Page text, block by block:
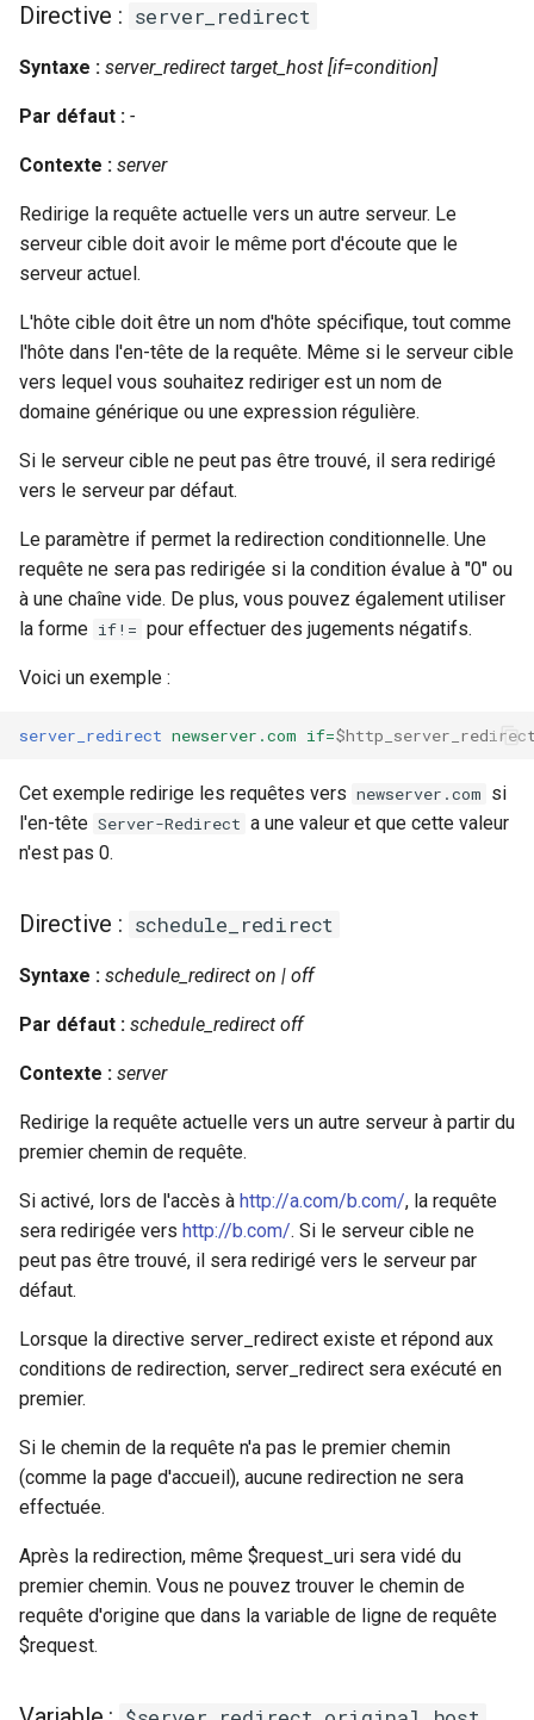
rabbitmqstomp
rack
radixtree
redis-connector
redis-ratelimit
redis
repl
reqargs
requests
riak
router
rsa
scrypt
session
shell
smtp
snappy
sniproxy
stats
string
t1k
tags
tarantool
Directive : server_redirect
Syntaxe : server_redirect target_host [if=condition]
Par défaut : -
Contexte : server
Redirige la requête actuelle vers un autre serveur. Le
serveur cible doit avoir le même port d'écoute que le
serveur actuel.
L'hôte cible doit être un nom d'hôte spécifique, tout comme
l'hôte dans l'en-tête de la requête. Même si le serveur cible
vers lequel vous souhaitez rediriger est un nom de
domaine générique ou une expression régulière.
Si le serveur cible ne peut pas être trouvé, il sera redirigé
vers le serveur par défaut.
Le paramètre if permet la redirection conditionnelle. Une
requête ne sera pas redirigée si la condition évalue à "0" ou
à une chaîne vide. De plus, vous pouvez également utiliser
la forme if!= pour effectuer des jugements négatifs.
Voici un exemple :
server_redirect newserver.com if=
Cet exemple redirige les requêtes vers newserver.com si
l'en-tête Server-Redirect a une valeur et que cette valeur
n'est pas 0.
Directive : schedule_redirect
Syntaxe : schedule_redirect on | off
Par défaut : schedule_redirect off
Contexte : server
Redirige la requête actuelle vers un autre serveur à partir du
premier chemin de requête.
Si activé, lors de l'accès à http://a.com/b.com/, la requête
sera redirigée vers http://b.com/. Si le serveur cible ne
peut pas être trouvé, il sera redirigé vers le serveur par
défaut.
Lorsque la directive server_redirect existe et répond aux
conditions de redirection, server_redirect sera exécuté en
premier.
Si le chemin de la requête n'a pas le premier chemin
(comme la page d'accueil), aucune redirection ne sera
effectuée.
Après la redirection, même $request_uri sera vidé du
premier chemin. Vous ne pouvez trouver le chemin de
requête d'origine que dans la variable de ligne de requête
$request.